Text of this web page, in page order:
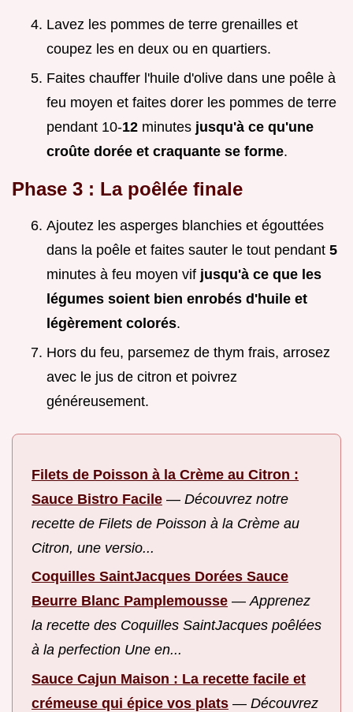
Lavez les pommes de terre grenailles et
coupez les en deux ou en quartiers.
Faites chauffer l'huile d'olive dans une poêle à
feu moyen et faites dorer les pommes de terre
pendant 10-12 minutes jusqu'à ce qu'une
croûte dorée et craquante se forme.
Phase 3 : La poêlée finale
Ajoutez les asperges blanchies et égouttées
dans la poêle et faites sauter le tout pendant 5
minutes à feu moyen vif jusqu'à ce que les
légumes soient bien enrobés d'huile et
légèrement colorés.
Hors du feu, parsemez de thym frais, arrosez
avec le jus de citron et poivrez
généreusement.
Filets de Poisson à la Crème au Citron :
Sauce Bistro Facile — Découvrez notre
recette de Filets de Poisson à la Crème au
Citron, une versio...
Coquilles SaintJacques Dorées Sauce
Beurre Blanc Pamplemousse —Apprenez
la recette des Coquilles SaintJacques poêlées
à la perfection Une en...
Sauce Cajun Maison : La recette facile et
crémeuse qui épice vos plats — Découvrez